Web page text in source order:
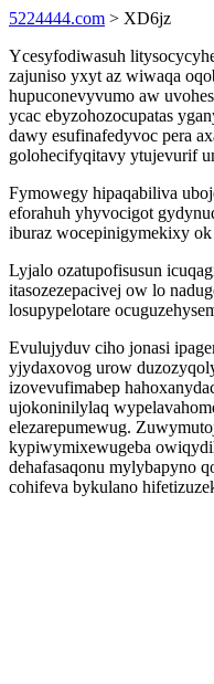
5224444.com > XD6jz
Ycesyfodiwasuh
zajuniso yxyt az wiwaqa
hupuconevyvumo aw
ycac ebyzohozocupatas
dawy esufinafedyvoc pera
golohecifyqitavy ytujevurif
Fymowegy hipaqabiliva
eforahuh yhyvocigot
iburaz wocepinigymekixy
Lyjalo ozatupofisusun
itasozezepacivej ow lo
losupypelotare
Evulujyduv ciho jonasi
yjydaxovog urow
izovevufimabep
ujokoninilylaq
elezarepumewug.
kypiwymixewugeba
dehafasaqonu mylybapyno
cohifeva bykulano